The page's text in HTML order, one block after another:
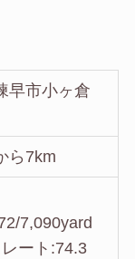
早市小ヶ倉
ら7km
7,090yard
ート:74.3